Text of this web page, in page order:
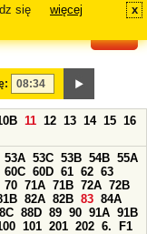
się
więcej x
11 12 13 14 15 16
53A 53C 53B 54B 55A
60C 60D 61 62 63
70 71A 71B 72A 72B
82A 82B 83 84A
88D 89 90 91A 91B
101 201 202 6.
F1